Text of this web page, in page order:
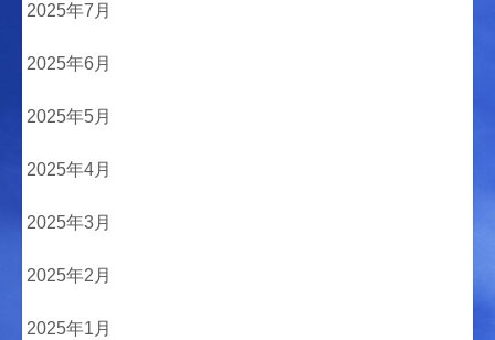
2025年7月
2025年6月
2025年5月
2025年4月
2025年3月
2025年2月
2025年1月